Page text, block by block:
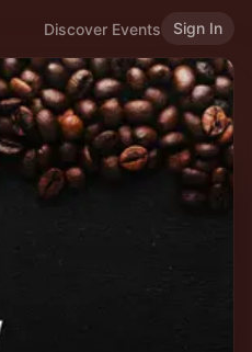
Discover Events Sign In